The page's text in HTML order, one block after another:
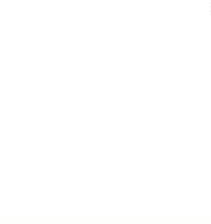
种选择。本文将为您提